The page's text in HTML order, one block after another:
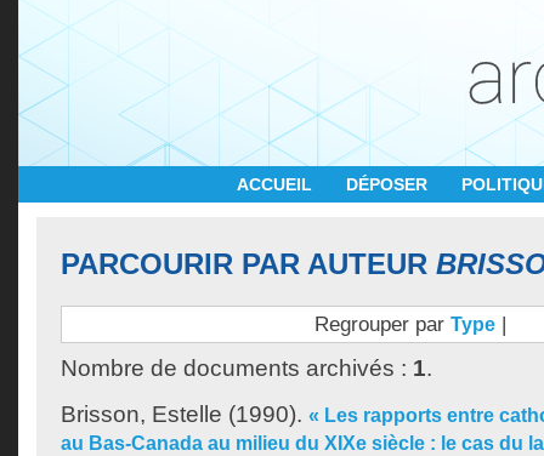
ACCUEIL DÉPOSER
PARCOURIR PAR AUTEUR
Regrouper par Type |
Nombre de documents archivés : 1.
Brisson, Estelle (1990). « Les rapports entre
au Bas-Canada au milieu du XIXe siècle : le cas du